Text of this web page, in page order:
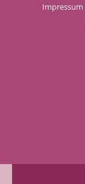
Impressum